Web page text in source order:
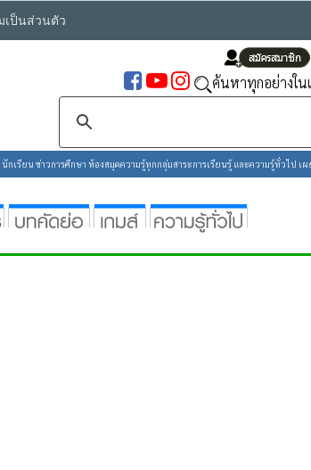
เป็นส่วนตัว
ค้นหาทุกอย่างใน
เรียน ข่าวการศึกษา ห้องสมุดความรู้ทุกกลุ่มสาระการเรียนรู้ และความรู้ทั่วไป เ